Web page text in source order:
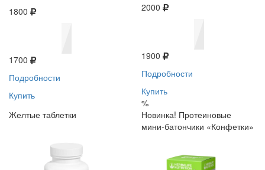
1800
1700
Подробности
Купить
2000
1900
Подробности
Купить
%
Желтые таблетки
Новинка! Протеиновые
мини-батончики «Конфетки»